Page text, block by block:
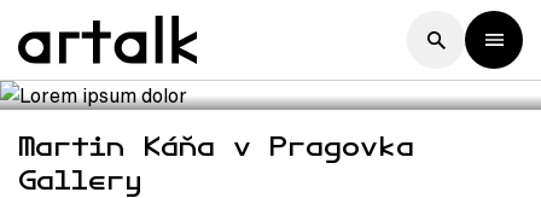
Martin Káňa v Pragovka
Gallery